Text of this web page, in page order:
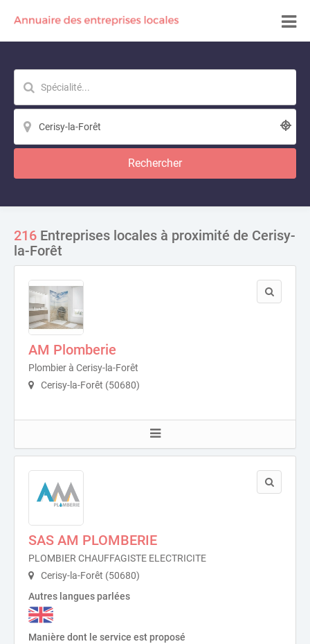
Rechercher
216 Entreprises locales à proximité de Cerisy-
la-Forêt
AM Plomberie
Plombier à Cerisy-la-Forêt
Cerisy-la-Forêt (50680)
SAS AM PLOMBERIE
PLOMBIER CHAUFFAGISTE ELECTRICITE
Cerisy-la-Forêt (50680)
Autres langues parlées
Manière dont le service est proposé